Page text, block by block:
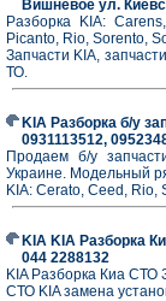
Вишневое ул.
Разборка KIA:
Picanto, Rio, Sorento,
Запчасти KIA,
ТО.
KIA Разборка б/у
0931113512,
Продаем б/у
Украине. Модельный
KIA: Cerato, Ceed, Rio,
KIA KIA Разборка
044 2288132
KIA Разборка Киа СТО
СТО KIA замена